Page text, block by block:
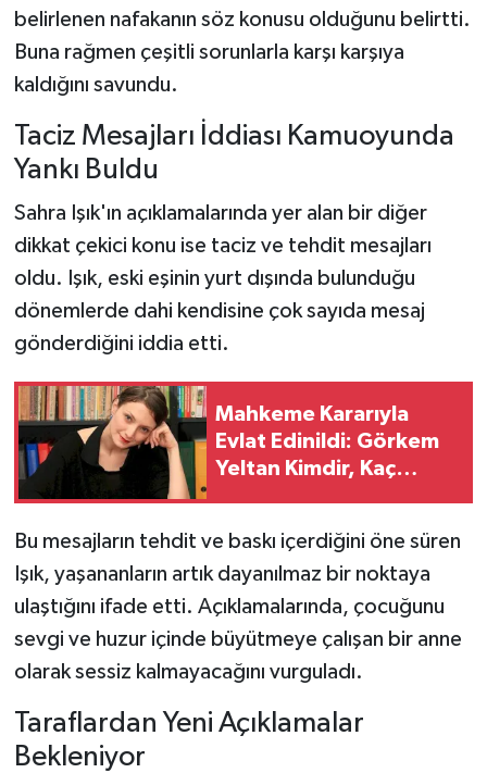
belirlenen nafakanın söz konusu olduğunu belirtti.
Buna rağmen çeşitli sorunlarla karşı karşıya
kaldığını savundu.
Taciz Mesajları İddiası Kamuoyunda
Yankı Buldu
Sahra Işık'ın açıklamalarında yer alan bir diğer
dikkat çekici konu ise taciz ve tehdit mesajları
oldu. Işık, eski eşinin yurt dışında bulunduğu
dönemlerde dahi kendisine çok sayıda mesaj
gönderdiğini iddia etti.
Mahkeme Kararıyla
Evlat Edinildi: Görkem
Yeltan Kimdir, Kaç
Bu mesajların tehdit ve baskı içerdiğini öne süren
Işık, yaşananların artık dayanılmaz bir noktaya
ulaştığını ifade etti. Açıklamalarında, çocuğunu
sevgi ve huzur içinde büyütmeye çalışan bir anne
olarak sessiz kalmayacağını vurguladı.
Taraflardan Yeni Açıklamalar
Bekleniyor